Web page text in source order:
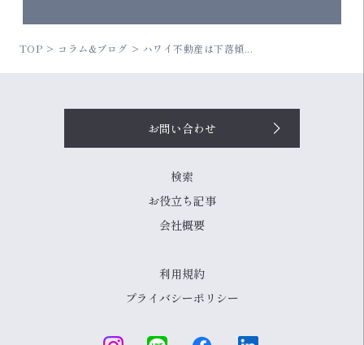
TOP コラム&ブログ ハワイ不動産は下落傾...
お問い合わせ
検索
お役立ち記事
会社概要
利用規約
プライバシーポリシー